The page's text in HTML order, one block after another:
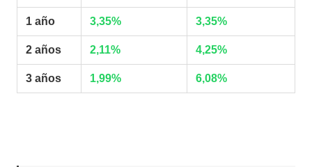
1 año 3,35% 3,35%
2 años 2,11% 4,25%
3 años 1,99% 6,08%